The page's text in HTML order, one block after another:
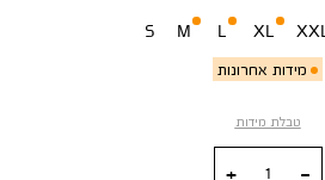
S M
מידות אחרונות
L XL XXL
טבלת מידות